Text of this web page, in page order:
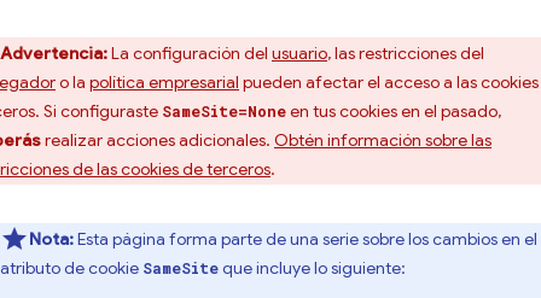
Advertencia:La configuración del usuario, las restricciones del
o la política empresarial pueden afectar el acceso a las
Si configuraste SameSite=Noneen tus cookies en el pasado,
realizar acciones adicionales. Obtén información sobre las
de las cookies de terceros.
Nota:Esta página forma parte de una serie sobre los cambios en el
atributo de cookie SameSiteque incluye lo siguiente: